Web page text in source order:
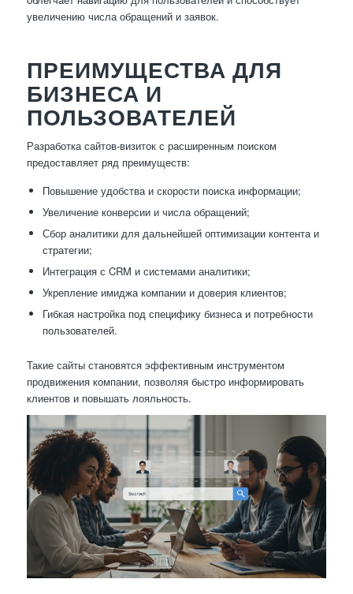
увеличению числа обращений и заявок.
ПРЕИМУЩЕСТВА ДЛЯ
БИЗНЕСА И
ПОЛЬЗОВАТЕЛЕЙ
Разработка сайтов-визиток с расширенным поиском
предоставляет ряд преимуществ:
Повышение удобства и скорости поиска информации;
Увеличение конверсии и числа обращений;
Сбор аналитики для дальнейшей оптимизации контента и
стратегии;
Интеграция с CRM и системами аналитики;
Укрепление имиджа компании и доверия клиентов;
Гибкая настройка под специфику бизнеса и потребности
пользователей.
Такие сайты становятся эффективным инструментом
продвижения компании, позволяя быстро информировать
клиентов и повышать лояльность.